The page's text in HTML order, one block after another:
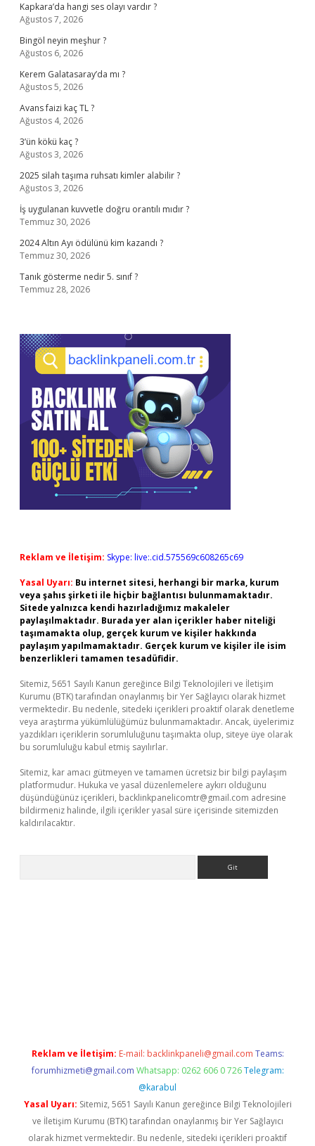
Kapkara’da hangi ses olayı vardır ?
Ağustos 7, 2026
Bingöl neyin meşhur ?
Ağustos 6, 2026
Kerem Galatasaray’da mı ?
Ağustos 5, 2026
Avans faizi kaç TL ?
Ağustos 4, 2026
3’ün kökü kaç ?
Ağustos 3, 2026
2025 silah taşıma ruhsatı kimler alabilir ?
Ağustos 3, 2026
İş uygulanan kuvvetle doğru orantılı mıdır ?
Temmuz 30, 2026
2024 Altın Ayı ödülünü kim kazandı ?
Temmuz 30, 2026
Tanık gösterme nedir 5. sınıf ?
Temmuz 28, 2026
Reklam ve İletişim: Skype: live:.cid.575569c608265c69
Yasal Uyarı: Bu internet sitesi, herhangi bir marka, kurum
veya şahıs şirketi ile hiçbir bağlantısı bulunmamaktadır.
Sitede yalnızca kendi hazırladığımız makaleler
paylaşılmaktadır. Burada yer alan içerikler haber niteliği
taşımamakta olup, gerçek kurum ve kişiler hakkında
paylaşım yapılmamaktadır. Gerçek kurum ve kişiler ile isim
benzerlikleri tamamen tesadüfidir.
Sitemiz, 5651 Sayılı Kanun gereğince Bilgi Teknolojileri ve İletişim
Kurumu (BTK) tarafından onaylanmış bir Yer Sağlayıcı olarak hizmet
vermektedir. Bu nedenle, sitedeki içerikleri proaktif olarak denetleme
veya araştırma yükümlülüğümüz bulunmamaktadır. Ancak, üyelerimiz
yazdıkları içeriklerin sorumluluğunu taşımakta olup, siteye üye olarak
bu sorumluluğu kabul etmiş sayılırlar.
Sitemiz, kar amacı gütmeyen ve tamamen ücretsiz bir bilgi paylaşım
platformudur. Hukuka ve yasal düzenlemelere aykırı olduğunu
düşündüğünüz içerikleri, backlinkpanelicomtr@gmail.com adresine
bildirmeniz halinde, ilgili içerikler yasal süre içerisinde sitemizden
kaldırılacaktır.
Reklam ve İletişim: E-mail: backlinkpaneli@gmail.com Teams:
forumhizmeti@gmail.com Whatsapp: 0262 606 0 726 Telegram:
@karabul
Yasal Uyarı: Sitemiz, 5651 Sayılı Kanun gereğince Bilgi Teknolojileri
ve İletişim Kurumu (BTK) tarafından onaylanmış bir Yer Sağlayıcı
olarak hizmet vermektedir. Bu nedenle, sitedeki içerikleri proaktif